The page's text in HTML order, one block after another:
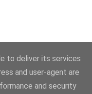
to deliver its services
and user-agent are
and security